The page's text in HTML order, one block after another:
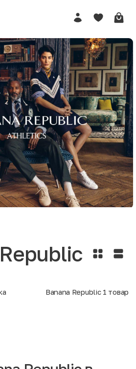
Banana Republic 1 товар